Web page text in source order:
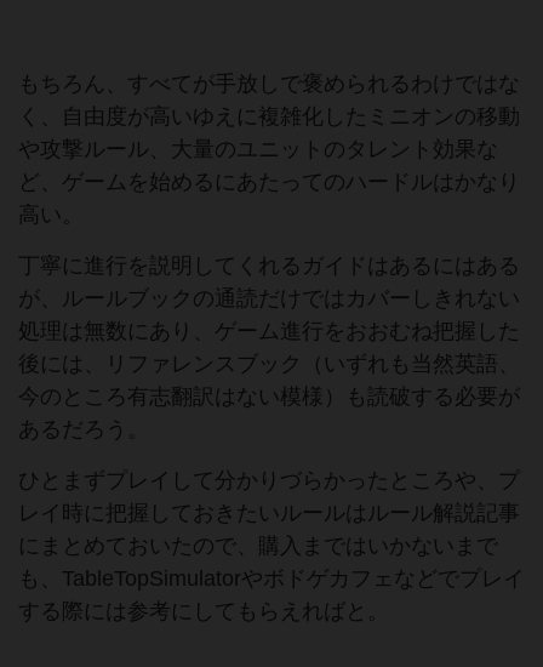
もちろん、すべてが手放しで褒められるわけではな
く、自由度が高いゆえに複雑化したミニオンの移動
や攻撃ルール、大量のユニットのタレント効果な
ど、ゲームを始めるにあたってのハードルはかなり
高い。
丁寧に進行を説明してくれるガイドはあるにはある
が、ルールブックの通読だけではカバーしきれない
処理は無数にあり、ゲーム進行をおおむね把握した
後には、リファレンスブック（いずれも当然英語、
今のところ有志翻訳はない模様）も読破する必要が
あるだろう。
ひとまずプレイして分かりづらかったところや、プ
レイ時に把握しておきたいルールはルール解説記事
にまとめておいたので、購入まではいかないまで
も、TableTopSimulatorやボドゲカフェなどでプレイ
する際には参考にしてもらえればと。